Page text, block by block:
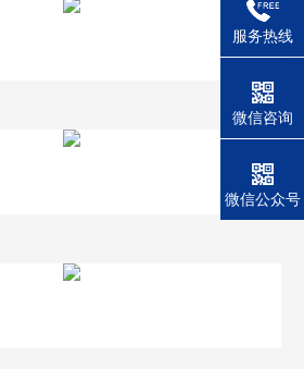
服务热线
微信咨询
微信公众号